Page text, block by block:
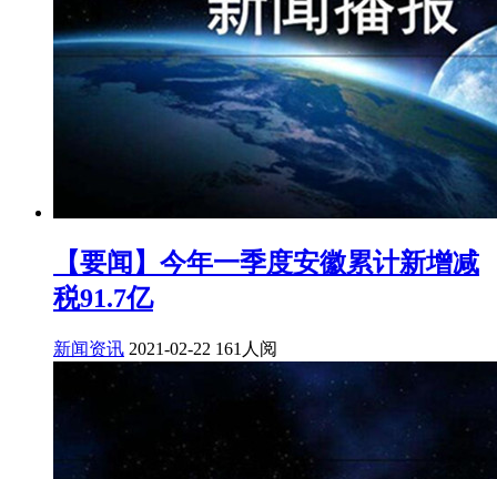
【要闻】今年一季度安徽累计新增减
税91.7亿
新闻资讯 2021-02-22 161人阅